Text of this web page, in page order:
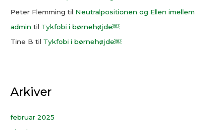
Peter Flemming til Neutralpositionen og Ellen imellem
admin til Tykfobi i børnehøjde￼
Tine B til Tykfobi i børnehøjde￼
Arkiver
februar 2025